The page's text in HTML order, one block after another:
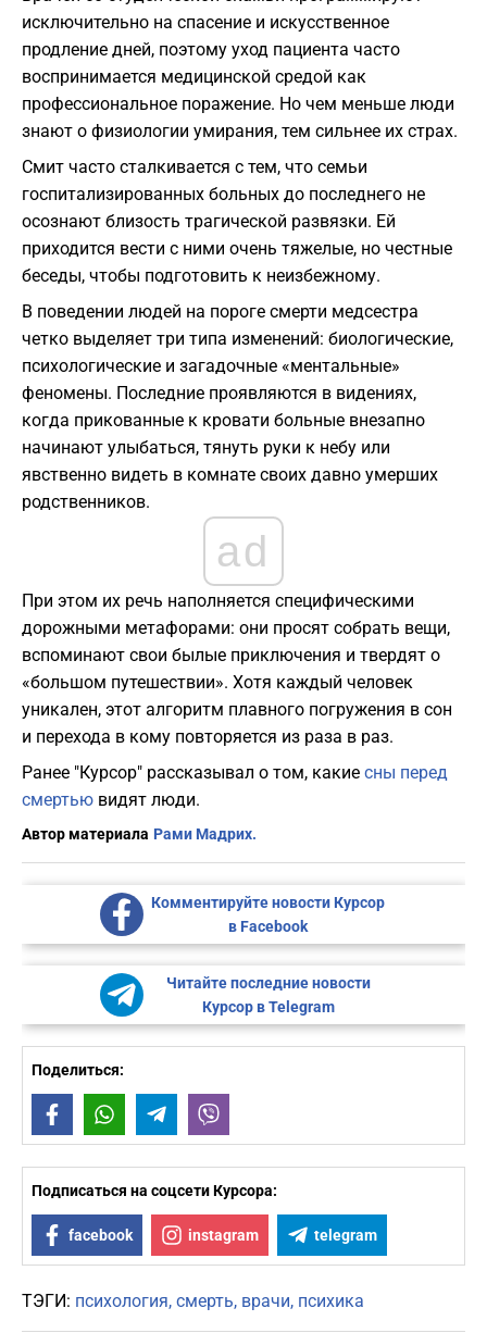
исключительно на спасение и искусственное
продление дней, поэтому уход пациента часто
воспринимается медицинской средой как
профессиональное поражение. Но чем меньше люди
знают о физиологии умирания, тем сильнее их страх.
Смит часто сталкивается с тем, что семьи
госпитализированных больных до последнего не
осознают близость трагической развязки. Ей
приходится вести с ними очень тяжелые, но честные
беседы, чтобы подготовить к неизбежному.
В поведении людей на пороге смерти медсестра
четко выделяет три типа изменений: биологические,
психологические и загадочные «ментальные»
феномены. Последние проявляются в видениях,
когда прикованные к кровати больные внезапно
начинают улыбаться, тянуть руки к небу или
явственно видеть в комнате своих давно умерших
родственников.
ad
При этом их речь наполняется специфическими
дорожными метафорами: они просят собрать вещи,
вспоминают свои былые приключения и твердят о
«большом путешествии». Хотя каждый человек
уникален, этот алгоритм плавного погружения в сон
и перехода в кому повторяется из раза в раз.
Ранее "Курсор" рассказывал о том, какие сны перед
смертью видят люди.
Автор материала Рами Мадрих.
Комментируйте новости Курсор
в Facebook
Читайте последние новости
Курсор в Telegram
Поделиться:
FacebookWhatsAppTelegram
Подписаться на соцсети Курсора:
facebook instagram telegram
ТЭГИ: психология смерть врачи психика